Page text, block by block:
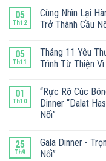
05
Th12
Cùng Nhìn Lại
Trở Thành Cầu
05
Th11
Tháng 11 Yêu
Trình Từ Thiện
01
Th10
“Rực Rỡ Cúc
Dinner “Dalat
Nối”
25
Th9
Gala Dinner -
Nối”